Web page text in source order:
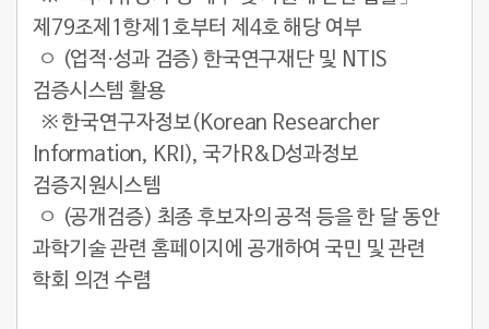
제79조제1항제1호부터 제4호 해당 여부
ㅇ (업적·성과 검증) 한국연구재단 및 NTIS
검증시스템 활용
※ 한국연구자정보(Korean Researcher
Information, KRI), 국가R&D성과정보
검증지원시스템
ㅇ (공개검증) 최종 후보자의 공적 등을 한 달 동안
과학기술 관련 홈페이지에 공개하여 국민 및 관련
학회 의견 수렴